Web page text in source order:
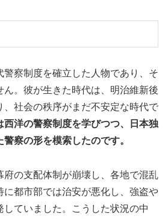
警察制度を確立した人物であり、そ
ん。彼が生きた時代は、明治維新後
、社会の秩序がまだ不安定な時代で
西洋の警察制度を学びつつ、日本独
察の形を模索したのです。
府の支配体制が崩壊し、各地で混乱
に都市部では治安が悪化し、強盗や
ていました。こうした状況の中